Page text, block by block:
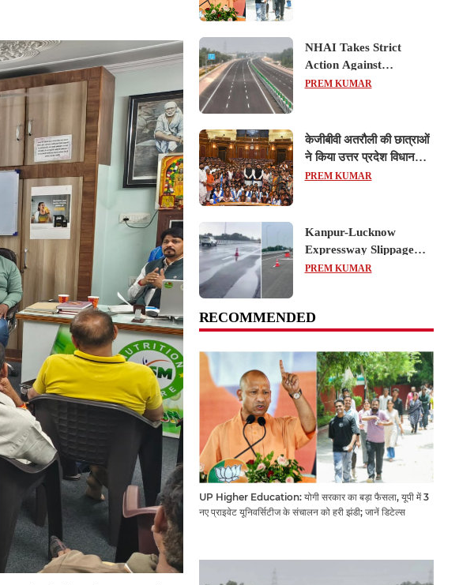
NHAI Takes Strict
Action Against
Concessionaire,
Expressway Issues
PREM KUMAR
केजीबीवी अतरौली की छात्राओं
ने किया उत्तर प्रदेश विधानसभा
का शैक्षिक भ्रमण, लोकतांत्रिक
PREM KUMAR
Kanpur-Lucknow
Expressway Slippage
Action: कानपुर-लखनऊ
और कंपनियों पर गिरी गाज,
PREM KUMAR
RECOMMENDED
UP Higher Education: योगी सरकार का बड़ा फैसला, यूपी में 3
नए प्राइवेट यूनिवर्सिटीज के संचालन को हरी झंडी; जानें डिटेल्स